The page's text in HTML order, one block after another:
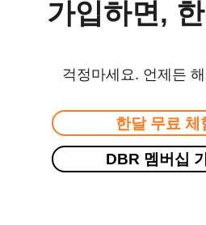
가입하면,
걱정마세요. 언제든
한달 무료 체
DBR 멤버십